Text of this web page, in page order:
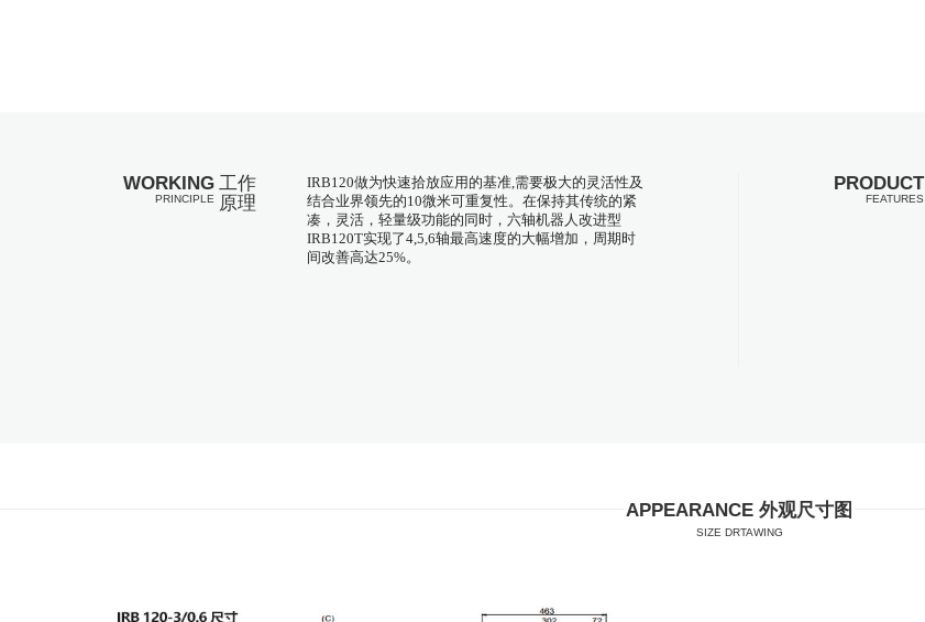
WORKING
PRINCIPLE
工作
原理
IRB120做为快速拾放应用的基准,需要极大的灵活性及
结合业界领先的10微米可重复性。在保持其传统的紧
凑，灵活，轻量级功能的同时，六轴机器人改进型
IRB120T实现了4,5,6轴最高速度的大幅增加，周期时
间改善高达25%。
PRODUCT
FEATURES
APPEARANCE 外观尺寸图
SIZE DRTAWING